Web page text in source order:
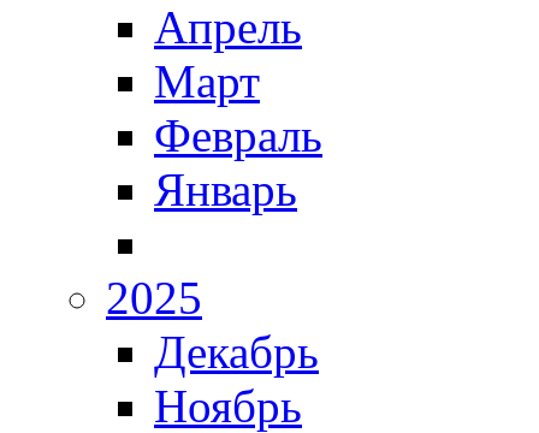
Апрель
Март
Февраль
Январь
2025
Декабрь
Ноябрь